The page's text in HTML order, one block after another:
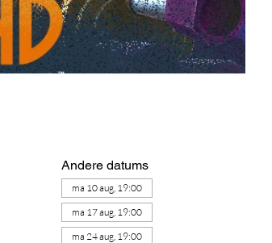
Andere datums
ma 10 aug, 19:00
ma 17 aug, 19:00
ma 24 aug, 19:00